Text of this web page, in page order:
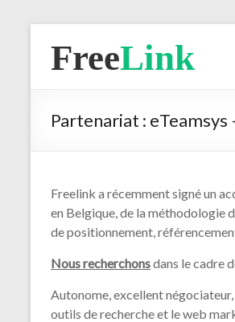
FreeLink
Partenariat :
Freelink a récemment signé un
en Belgique, de la méthodologie
de positionnement,
Nous recherchonsdans le cadre
Autonome, excellent
outils de recherche et le web